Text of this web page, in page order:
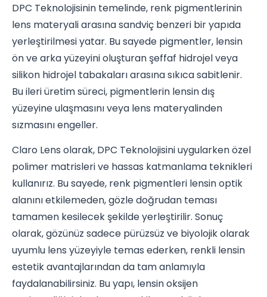
DPC Teknolojisinin temelinde, renk pigmentlerinin
lens materyali arasına sandviç benzeri bir yapıda
yerleştirilmesi yatar. Bu sayede pigmentler, lensin
ön ve arka yüzeyini oluşturan şeffaf hidrojel veya
silikon hidrojel tabakaları arasına sıkıca sabitlenir.
Bu ileri üretim süreci, pigmentlerin lensin dış
yüzeyine ulaşmasını veya lens materyalinden
sızmasını engeller.
Claro Lens olarak, DPC Teknolojisini uygularken özel
polimer matrisleri ve hassas katmanlama teknikleri
kullanırız. Bu sayede, renk pigmentleri lensin optik
alanını etkilemeden, gözle doğrudan teması
tamamen kesilecek şekilde yerleştirilir. Sonuç
olarak, gözünüz sadece pürüzsüz ve biyolojik olarak
uyumlu lens yüzeyiyle temas ederken, renkli lensin
estetik avantajlarından da tam anlamıyla
faydalanabilirsiniz. Bu yapı, lensin oksijen